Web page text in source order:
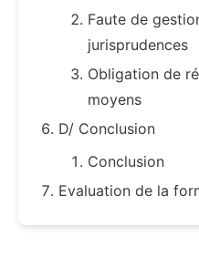
Faute de
jurisprudences
Obligation de
moyens
D/ Conclusion
Conclusion
Evaluation de la